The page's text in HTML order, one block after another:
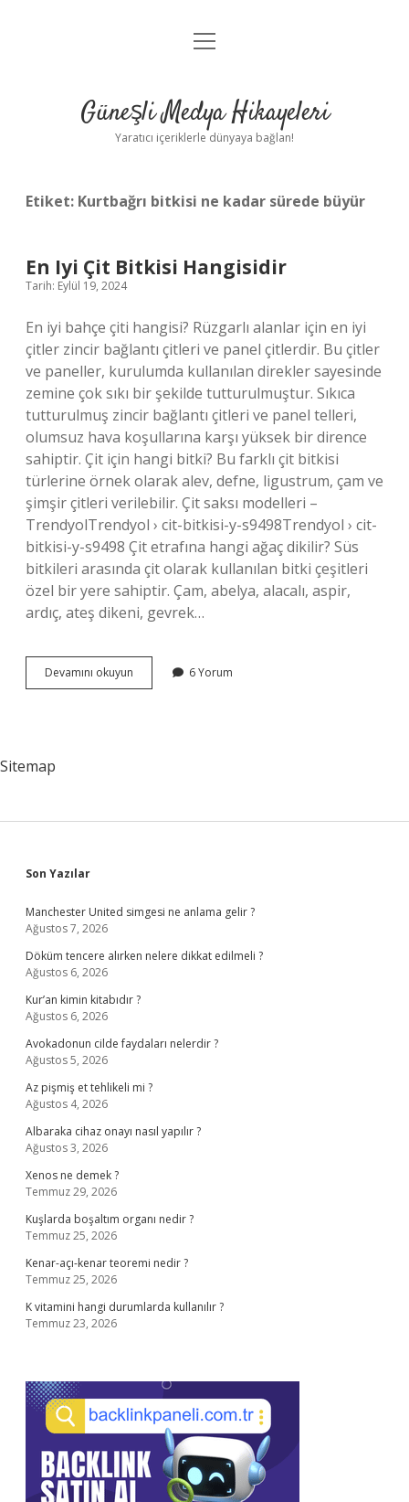
Anasayfa
Yasal Uyarı
menüyü
Güneşli Medya Hikayeleri
Yaratıcı içeriklerle dünyaya bağlan!
Etiket: Kurtbağrı bitkisi ne kadar sürede büyür
En Iyi Çit Bitkisi Hangisidir
Tarih: Eylül 19, 2024
En iyi bahçe çiti hangisi? Rüzgarlı alanlar için en iyi
çitler zincir bağlantı çitleri ve panel çitlerdir. Bu çitler
ve paneller, kurulumda kullanılan direkler sayesinde
zemine çok sıkı bir şekilde tutturulmuştur. Sıkıca
tutturulmuş zincir bağlantı çitleri ve panel telleri,
olumsuz hava koşullarına karşı yüksek bir dirence
sahiptir. Çit için hangi bitki? Bu farklı çit bitkisi
türlerine örnek olarak alev, defne, ligustrum, çam ve
şimşir çitleri verilebilir. Çit saksı modelleri –
TrendyolTrendyol › cit-bitkisi-y-s9498Trendyol › cit-
bitkisi-y-s9498 Çit etrafına hangi ağaç dikilir? Süs
bitkileri arasında çit olarak kullanılan bitki çeşitleri
özel bir yere sahiptir. Çam, abelya, alacalı, aspir,
ardıç, ateş dikeni, gevrek…
Devamını okuyun
Iyi
6 Yorum
Sitemap
Sidebar
Son Yazılar
Manchester United simgesi ne anlama gelir ?
Ağustos 7, 2026
Döküm tencere alırken nelere dikkat edilmeli ?
Ağustos 6, 2026
Kur’an kimin kitabıdır ?
Ağustos 6, 2026
Avokadonun cilde faydaları nelerdir ?
Ağustos 5, 2026
Az pişmiş et tehlikeli mi ?
Ağustos 4, 2026
Albaraka cihaz onayı nasıl yapılır ?
Ağustos 3, 2026
Xenos ne demek ?
Temmuz 29, 2026
Kuşlarda boşaltım organı nedir ?
Temmuz 25, 2026
Kenar-açı-kenar teoremi nedir ?
Temmuz 25, 2026
K vitamini hangi durumlarda kullanılır ?
Temmuz 23, 2026